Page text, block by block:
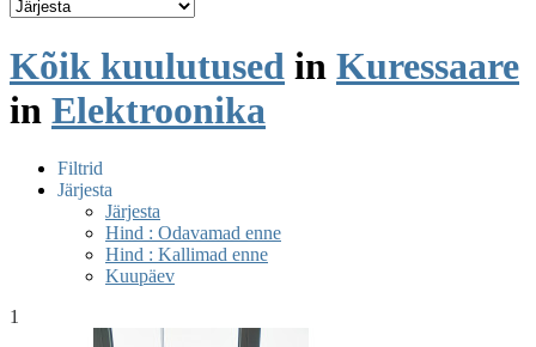
Kõik kuulutused in Kuressaare
in Elektroonika
Filtrid
Järjesta
Järjesta
Hind : Odavamad enne
Hind : Kallimad enne
Kuupäev
1